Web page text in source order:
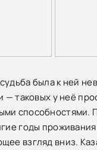
была к ней
таковых у неё
способностями.
годы
взгляд вниз.